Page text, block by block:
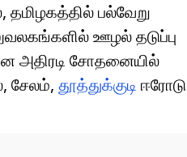
தமிழகத்தில் பல்வேறு
ஊழல் தடுப்பு
அதிரடி சோதனையில்
சேலம், தூத்துக்குடி ஈரோடு